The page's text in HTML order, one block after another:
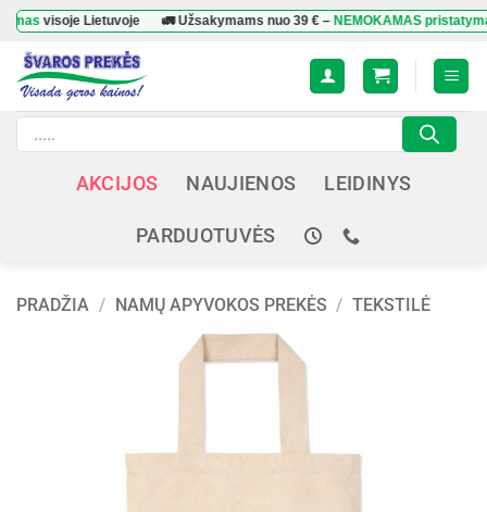
Skip
content
visoje Lietuvoje 🚛 Užsakymams nuo39 €–NEMOKAMAS pristatymas
Products
search
AKCIJOS NAUJIENOS LEIDINYS
PARDUOTUVĖS
PRADŽIA / NAMŲ APYVOKOS PREKĖS / TEKSTILĖ